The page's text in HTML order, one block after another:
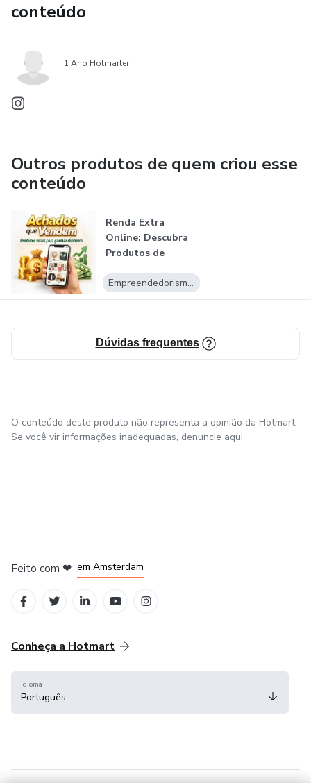
conteúdo
1 Ano Hotmarter
Outros produtos de quem criou esse
conteúdo
Renda Extra
Online: Descubra
Produtos de
Precisa...
Empreendedorismo Digital
Dúvidas frequentes
O conteúdo deste produto não representa a opinião da Hotmart.
Se você vir informações inadequadas, denuncie aqui
Feito com ❤ em Amsterdam
Conheça a Hotmart
Idioma
Português